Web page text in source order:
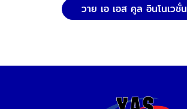
วาย เอ เอส คูล อินโนเวชั่น